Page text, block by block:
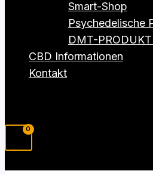
Smart-Shop
Psychedelische
DMT-
CBD Informationen
Kontakt